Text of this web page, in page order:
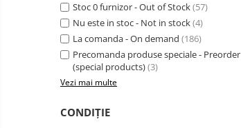
Telefoane mobile Fossibot
Telefoane mobile Lagenio
Telefoane mobile Samsung
Telefoane mobile iSEN
Telefoane mobile F150
Telefoane mobile iHunt
Stoc 0 furnizor - Out of Stock(57)
Nu este in stoc - Not in stock(4)
La comanda - On demand (186)
Precomanda produse speciale - Preorder
(special products)(3)
Vezi mai multe
CONDIȚIE